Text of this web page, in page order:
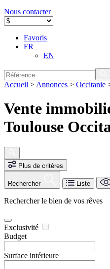
Nous contacter
Favoris
FR
EN
Accueil > Annonces > Occitanie
Vente
Toulouse
Plus de critères
Rechercher Liste
Rechercher le bien de vos rêves
Exclusivité
Budget
Surface intérieure